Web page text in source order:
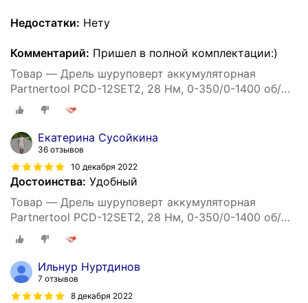
Недостатки: Нету
Комментарий: Пришел в полной комплектации:)
Товар — Дрель шуруповерт аккумуляторная
Partnertool PCD-12SET2, 28 Нм, 0-350/0-1400 об/
мин, 24 предм, кейс
Екатерина Сусойкина
36 отзывов
10 декабря 2022
Достоинства: Удобный
Товар — Дрель шуруповерт аккумуляторная
Partnertool PCD-12SET2, 28 Нм, 0-350/0-1400 об/
мин, 24 предм, кейс
Ильнур Нуртдинов
7 отзывов
8 декабря 2022